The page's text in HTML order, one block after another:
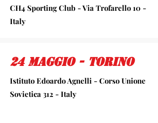
CH4 Sporting Club - Via Trofarello 10 -
Italy
24 maggio - torino
Istituto Edoardo Agnelli - Corso Unione
Sovietica 312 - Italy